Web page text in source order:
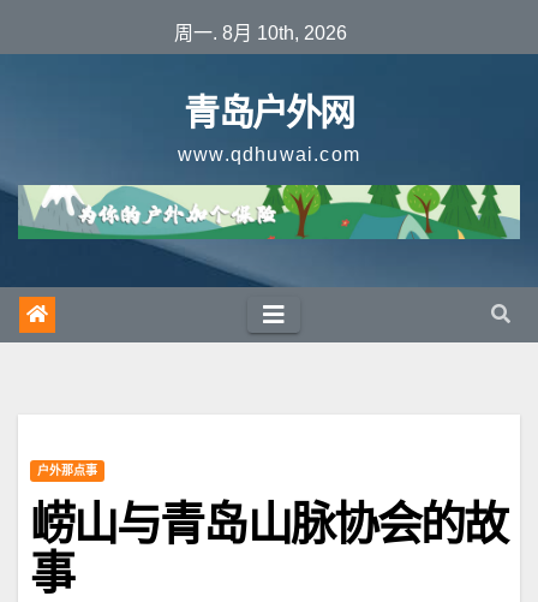
至
周一. 8月 10th, 2026
青岛户外网
www.qdhuwai.com
户外那点事
崂山与青岛山脉协会的故
事